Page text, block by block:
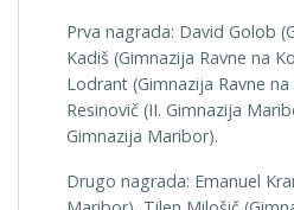
Prva nagrada: David Golob
Kadiš (Gimnazija Ravne na
Lodrant (Gimnazija Ravne
Resinovič (II. Gimnazija
Gimnazija Maribor).
Drugo nagrada: Emanuel